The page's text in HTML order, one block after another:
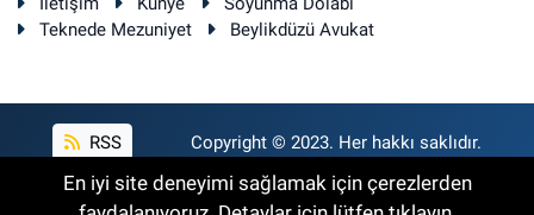
Teknede Mezuniyet
Beylikdüzü Avukat
RSS Copyright © 2023. Her hakkı saklıdır.
En iyi site deneyimi sağlamak için çerezlerden